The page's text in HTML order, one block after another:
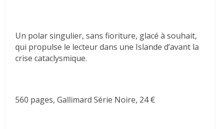
Un polar singulier, sans fioriture, glacé à souhait,
qui propulse le lecteur dans une Islande d’avant la
crise cataclysmique.
560 pages, Gallimard Série Noire, 24 €